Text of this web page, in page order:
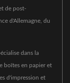
de post-
d'Allemagne, du
dans la
boîtes en papier et
d'impression et